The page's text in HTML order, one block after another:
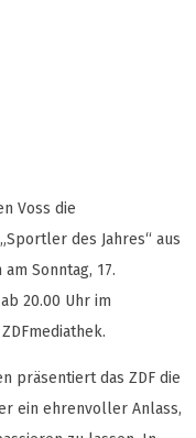
Voss die
des Jahres“ aus
Sonntag, 17.
20.00 Uhr im
präsentiert das ZDF die
ein ehrenvoller Anlass,